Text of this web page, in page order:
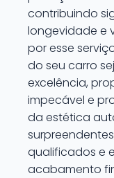
contribuindo
longevidade e
por esse
do seu carro
excelência,
impecável e
da estética
qualificados e
acabamento